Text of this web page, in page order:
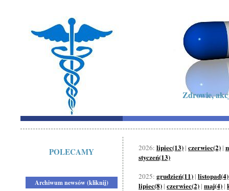
Zdrowie,
POLECAMY
Archiwum newsów (kliknij)
2026: lipiec(13) | czerwiec(2) |
styczeń(13)
2025: grudzień(11) | listopad(4)
lipiec(8) | czerwiec(2) | maj(4) |